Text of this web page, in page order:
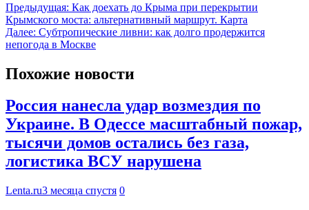
Предыдущая: Как доехать до Крыма при перекрытии
Крымского моста: альтернативный маршрут. Карта
Далее: Субтропические ливни: как долго продержится
непогода в Москве
Похожие новости
Россия нанесла удар возмездия по
Украине. В Одессе масштабный пожар,
тысячи домов остались без газа,
логистика ВСУ нарушена
Lenta.ru3 месяца спустя 0